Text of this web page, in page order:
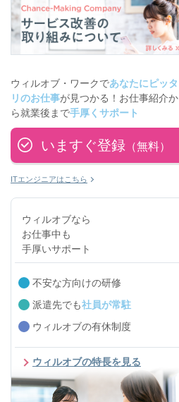
ウィルオブ・ワークであなたにピッタ
リのお仕事が見つかる！お仕事紹介か
ら就業後まで手厚くサポート
いますぐ登録 （無料）
ITエンジニアはこちら
ウィルオブなら
お仕事中も
手厚いサポート
不安な方向けの研修
派遣先でも社員が常駐
ウィルオブの有休制度
ウィルオブの特長を見る